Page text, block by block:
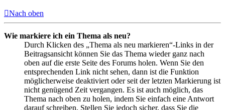
Nach oben
Wie markiere ich ein Thema als neu?
Durch Klicken des „Thema als neu markieren“-Links in der
Beitragsansicht können Sie das Thema wieder ganz nach
oben auf die erste Seite des Forums holen. Wenn Sie den
entsprechenden Link nicht sehen, dann ist die Funktion
möglicherweise deaktiviert oder seit der letzten Markierung ist
nicht genügend Zeit vergangen. Es ist auch möglich, das
Thema nach oben zu holen, indem Sie einfach eine Antwort
darauf schreiben. Stellen Sie jedoch sicher, dass Sie die